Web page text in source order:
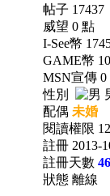
帖子 17437
威望 0 點
I-See幣
GAME幣
MSN宣傳 0
性別
配偶 未婚
閱讀權限
註冊 2013-
註冊天數
狀態 離線